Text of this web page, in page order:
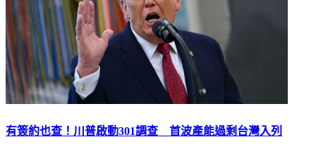
有簽約也查！川普啟動301調查 首波產能過剩台灣入列